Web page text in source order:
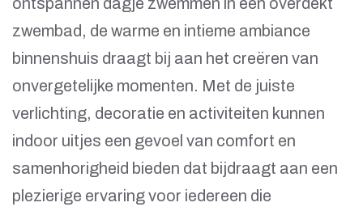
zwembad, de warme en intieme ambiance
binnenshuis draagt bij aan het creëren van
onvergetelijke momenten. Met de juiste
verlichting, decoratie en activiteiten kunnen
indoor uitjes een gevoel van comfort en
samenhorigheid bieden dat bijdraagt aan een
plezierige ervaring voor iedereen die